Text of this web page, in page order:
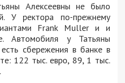
Алексеевны не было
У ректора по-прежнему
Frank Muller и и
Автомобиля у Татьяны
сбережения в банке в
122 тыс. евро, 89, 1 тыс.